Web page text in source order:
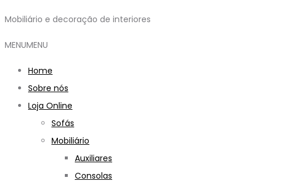
Mobiliário e decoração de interiores
MENUMENU
Home
Sobre nós
Loja Online
Sofás
Mobiliário
Auxiliares
Consolas